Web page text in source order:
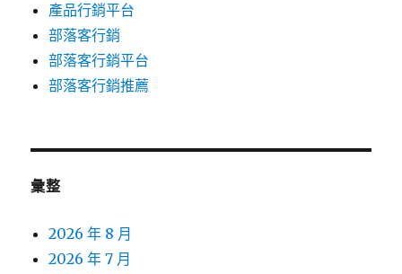
產品行銷平台
部落客行銷
部落客行銷平台
部落客行銷推薦
彙整
2026 年 8 月
2026 年 7 月